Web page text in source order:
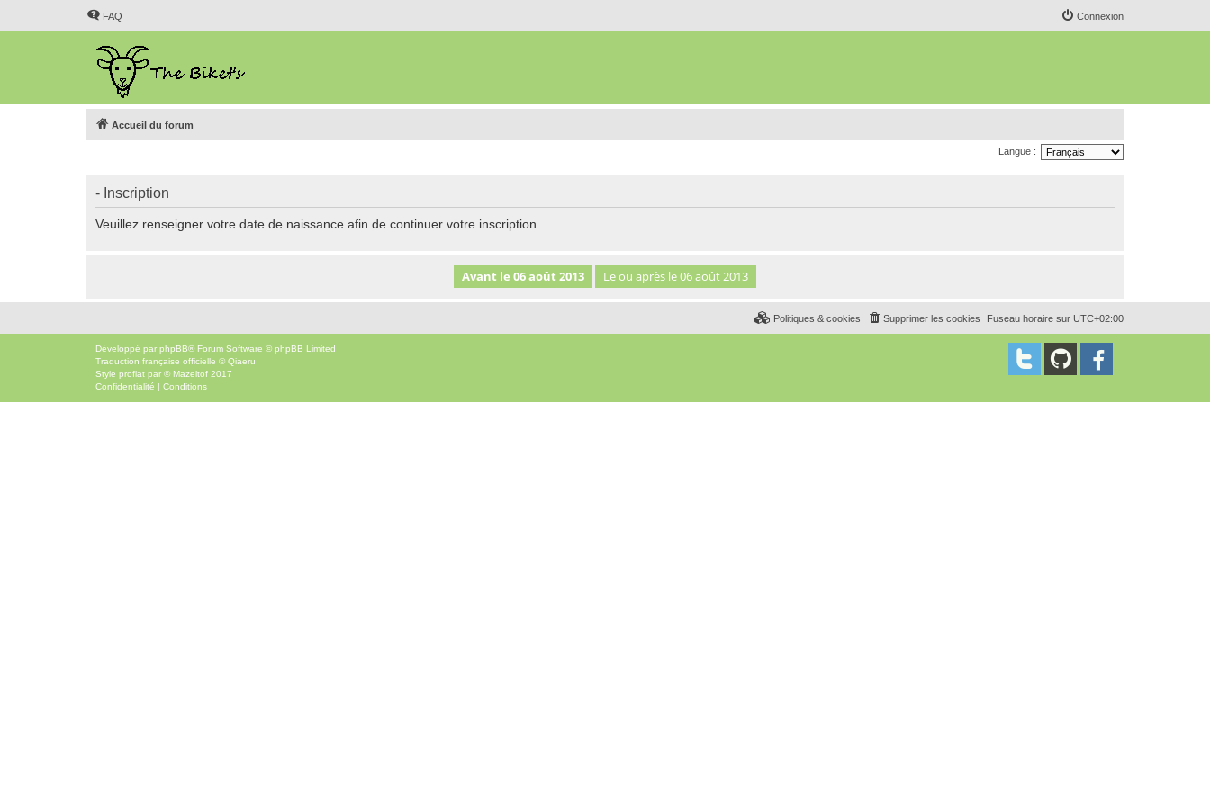
FAQ Connexion
Accueil du forum
Langue :
- Inscription
Veuillez renseigner votre date de naissance afin de continuer votre inscription.
Fuseau horaire sur UTC+02:00
Supprimer les cookies
Politiques & cookies
Développé par phpBB® Forum Software © phpBB Limited
Traduction française officielle ©Qiaeru
Style proflat par © Mazeltof 2017
Confidentialité | Conditions